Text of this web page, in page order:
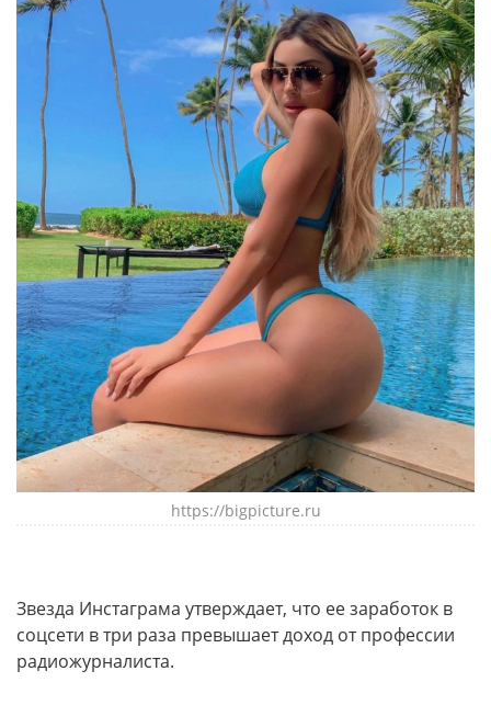
https://bigpicture.ru
Звезда Инстаграма утверждает, что ее заработок в
соцсети в три раза превышает доход от профессии
радиожурналиста.